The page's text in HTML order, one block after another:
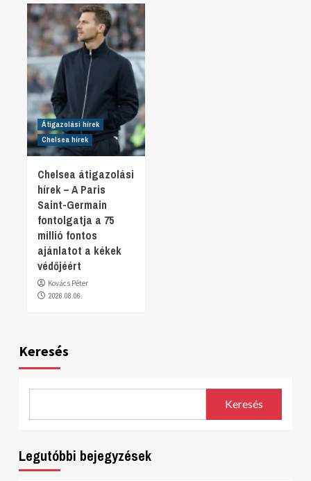
Átigazolási hírek
Chelsea hírek
Chelsea átigazolási
hírek – A Paris
Saint-Germain
fontolgatja a 75
millió fontos
ajánlatot a kékek
védőjéért
Kovács Péter
2026.08.06.
Keresés
Keresés
Legutóbbi bejegyzések